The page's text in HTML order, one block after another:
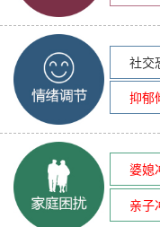
社交
抑郁
婆媳
亲子